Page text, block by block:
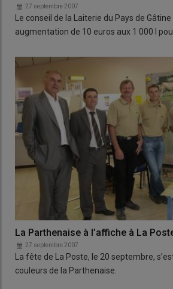
27 septembre 2007
Le conseil de la Laiterie du Pays de
augmentation de 10 euros aux 1 000 l
La Parthenaise à l’affiche à La
27 septembre 2007
La fête de La Poste, le 20 septembre,
couleurs de la Parthenaise.